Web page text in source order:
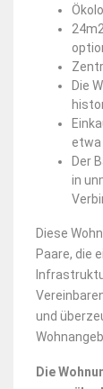
Die
etwa
Der
in
Diese
Paare, die
und
Die